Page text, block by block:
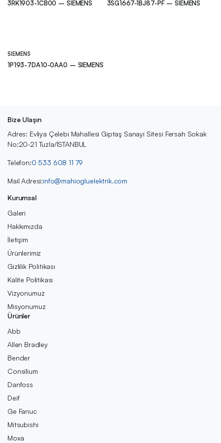
3RK1903-1CB00 – SIEMENS 3SG1667-1BJ87-PF – SIEMENS
SIEMENS
1P193-7DA10-0AA0 – SIEMENS
Bize Ulaşın
Adres: Evliya Çelebi Mahallesi Giptaş Sanayi Sitesi Fersah Sokak
No:20-21 Tuzla/İSTANBUL
Telefon:0 533 608 11 79
Mail Adresi:info@mahiogluelektrik.com
Kurumsal
Galeri
Hakkımızda
İletişim
Ürünlerimiz
Gizlilik Politikası
Kalite Politikası
Vizyonumuz
Misyonumuz
Ürünler
Abb
Allen Bradley
Bender
Consilium
Danfoss
Deif
Ge Fanuc
Mitsubishi
Moxa